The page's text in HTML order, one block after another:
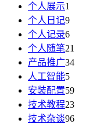
个人展示1
个人日记9
个人记录6
个人随笔21
产品推广34
人工智能5
安装配置59
技术教程23
技术杂谈96